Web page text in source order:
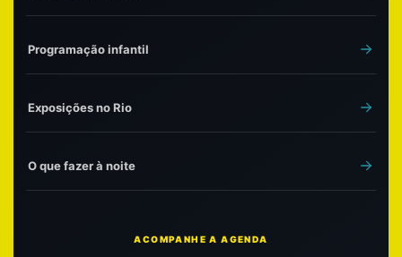
Programação infantil
Exposições no Rio
O que fazer à noite
ACOMPANHE A AGENDA